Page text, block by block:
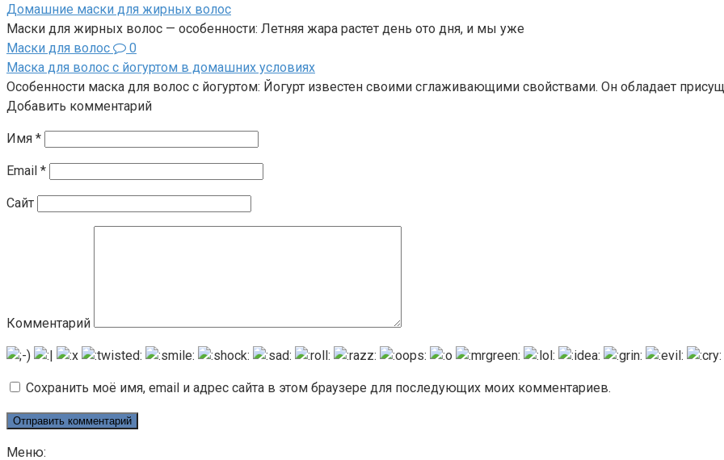
Домашние маски для жирных волос
Маски для жирных волос — особенности: Летняя жара растет день ото дня, и мы уже
Маски для волос
0
Маска для волос с йогуртом в домашних условиях
Особенности маска для волос с йогуртом: Йогурт известен своими сглаживающими свойствами. Он обладает
Добавить комментарий
Имя *
Email *
Сайт
Комментарий
Сохранить моё имя, email и адрес сайта в этом браузере для последующих моих комментариев.
Меню: